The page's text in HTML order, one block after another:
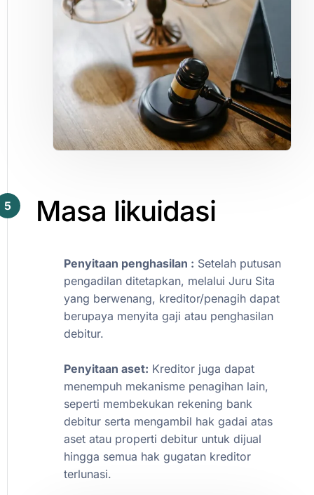
Masa likuidasi
5
Penyitaan penghasilan : Setelah putusan
pengadilan ditetapkan, melalui Juru Sita
yang berwenang, kreditor/penagih dapat
berupaya menyita gaji atau penghasilan
debitur.
Penyitaan aset: Kreditor juga dapat
menempuh mekanisme penagihan lain,
seperti membekukan rekening bank
debitur serta mengambil hak gadai atas
aset atau properti debitur untuk dijual
hingga semua hak gugatan kreditor
terlunasi.